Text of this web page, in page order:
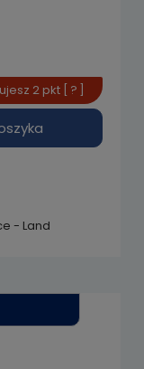
2 pkt [ ? ]
- Land